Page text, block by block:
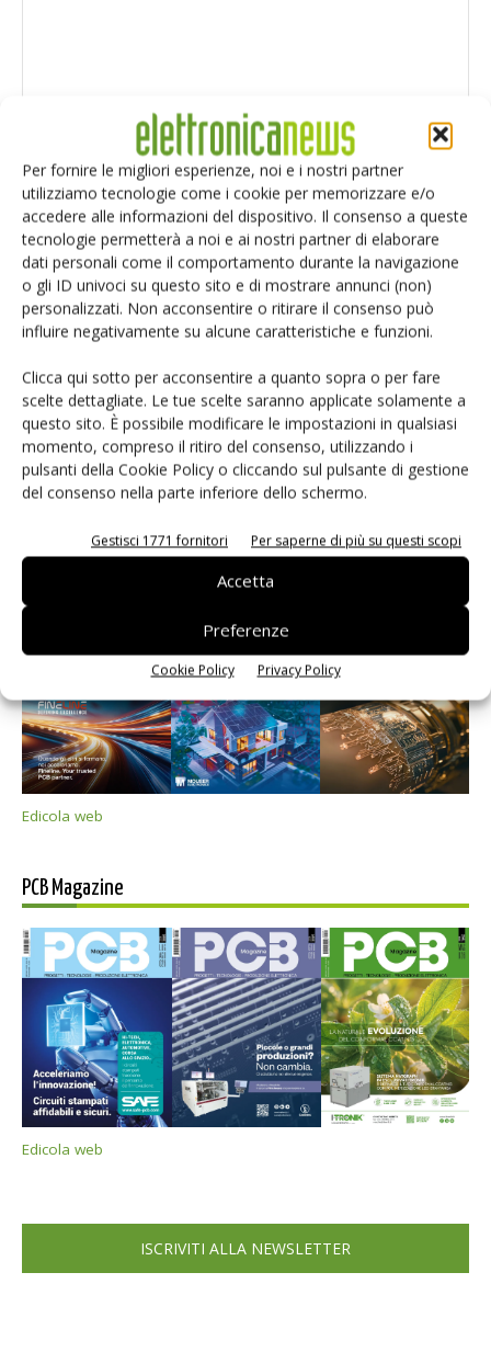
Per fornire le migliori esperienze, noi e i nostri partner
utilizziamo tecnologie come i cookie per memorizzare e/o
accedere alle informazioni del dispositivo. Il consenso a queste
tecnologie permetterà a noi e ai nostri partner di elaborare
dati personali come il comportamento durante la navigazione
o gli ID univoci su questo sito e di mostrare annunci (non)
personalizzati. Non acconsentire o ritirare il consenso può
influire negativamente su alcune caratteristiche e funzioni.
Clicca qui sotto per acconsentire a quanto sopra o per fare
scelte dettagliate. Le tue scelte saranno applicate solamente a
questo sito. È possibile modificare le impostazioni in qualsiasi
momento, compreso il ritiro del consenso, utilizzando i
pulsanti della Cookie Policy o cliccando sul pulsante di gestione
del consenso nella parte inferiore dello schermo.
Gestisci 1771 fornitori Per saperne di più su questi scopi
Accetta
Preferenze
Cookie Policy Privacy Policy
Salva il mio nome, email e sito web in questo browser per i
prossimi commenti.
Selezione di elettronica
Edicola web
PCB Magazine
Edicola web
ISCRIVITI ALLA NEWSLETTER